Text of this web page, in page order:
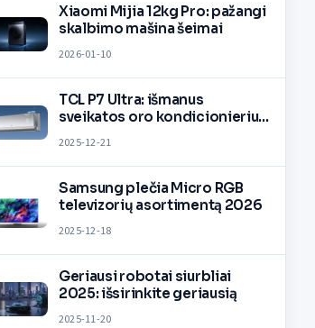
Xiaomi Mijia 12kg Pro: pažangi
skalbimo mašina šeimai
2026-01-10
TCL P7 Ultra: išmanus
sveikatos oro kondicionierius
2025-12-21
Samsung plečia Micro RGB
televizorių asortimentą 2026
2025-12-18
Geriausi robotai siurbliai
2025: išsirinkite geriausią
2025-11-20